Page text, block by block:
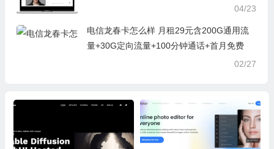
04/23
电信龙春卡怎么样 月租29元含200G通用流
量+30G定向流量+100分钟通话+首月免费
02/27